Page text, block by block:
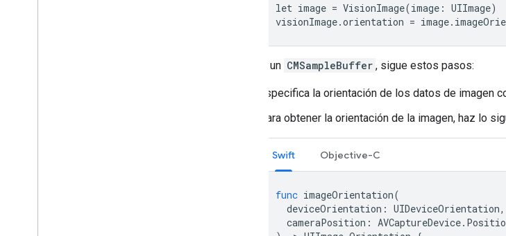
let image = VisionImage(image: UIImage)
visionImage.orientation =
Si usas un CMSampleBuffer , sigue estos pasos:
Especifica la orientación de los datos de imagen
Para obtener la orientación de la imagen, haz lo
Swift Objective-C
func imageOrientation(
deviceOrientation : UIDeviceOrientation,
cameraPosition : AVCaptureDevice.